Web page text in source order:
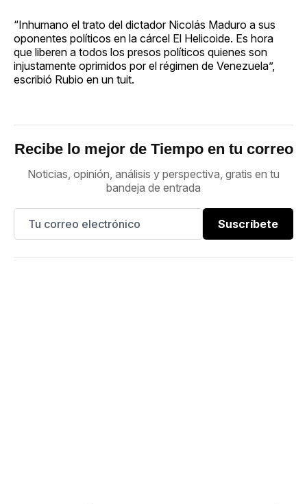
“Inhumano el trato del dictador Nicolás Maduro a sus
oponentes políticos en la cárcel El Helicoide. Es hora
que liberen a todos los presos políticos quienes son
injustamente oprimidos por el régimen de Venezuela”,
escribió Rubio en un tuit.
Recibe lo mejor de Tiempo en tu correo
Noticias, opinión, análisis y perspectiva, gratis en tu
bandeja de entrada
Suscríbete